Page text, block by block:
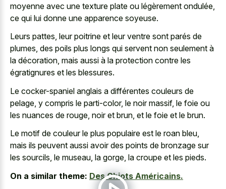
moyenne avec une texture plate ou légèrement ondulée,
ce qui lui donne une apparence soyeuse.
Leurs pattes, leur poitrine et leur ventre sont parés de
plumes, des poils plus longs qui servent non seulement à
la décoration, mais aussi à la protection contre les
égratignures et les blessures.
Le cocker-spaniel anglais a différentes couleurs de
pelage, y compris le parti-color, le noir massif, le foie ou
les nuances de rouge, noir et brun, et le foie et le brun.
Le motif de couleur le plus populaire est le roan bleu,
mais ils peuvent aussi avoir des points de bronzage sur
les sourcils, le museau, la gorge, la croupe et les pieds.
On a similar theme: Des Chiots Américains.